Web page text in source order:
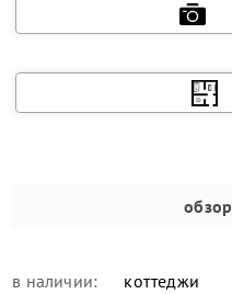
обзор
в наличии: коттеджи